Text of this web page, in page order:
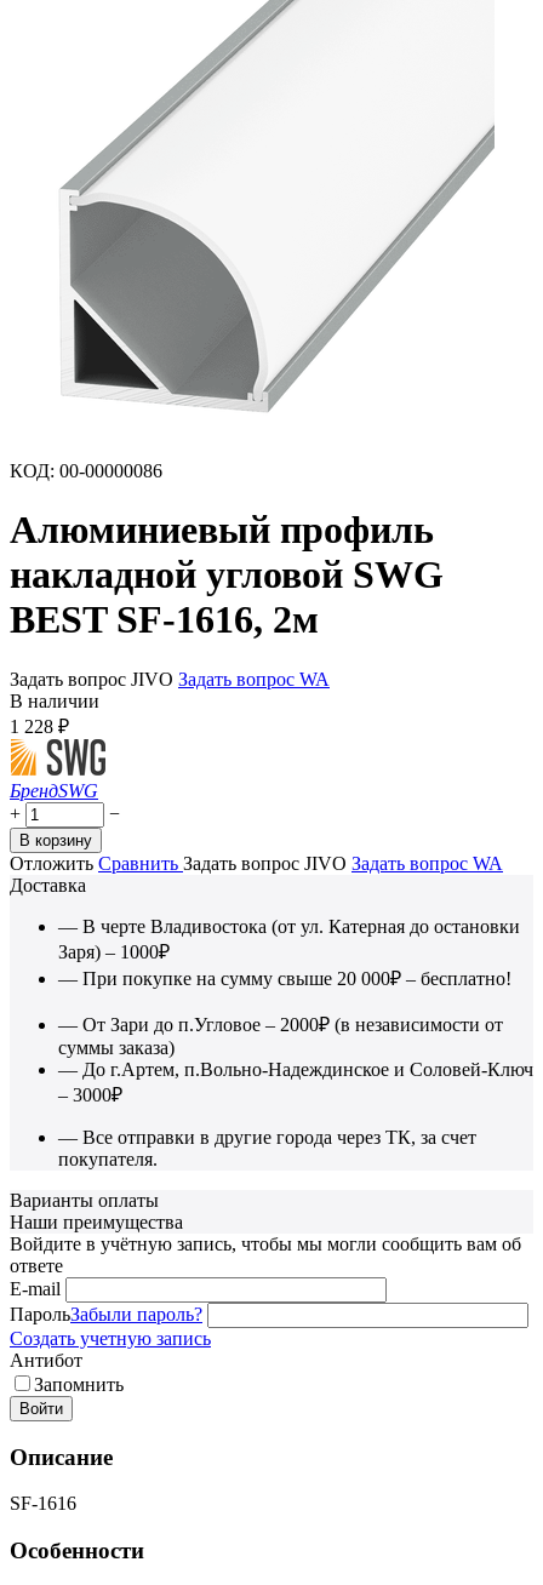
КОД: 00-00000086
Алюминиевый профиль
накладной угловой SWG
BEST SF-1616, 2м
Задать вопрос JIVO Задать вопрос WA
В наличии
1 228 ₽
БрендSWG
+
−
В корзину
Отложить Сравнить Задать вопрос JIVO Задать вопрос WA
Доставка
— В черте Владивостока (от ул. Катерная до остановки
Заря) – 1000₽
— При покупке на сумму свыше 20 000₽ – бесплатно!
— От Зари до п.Угловое – 2000₽ (в независимости от
суммы заказа)
— До г.Артем, п.Вольно-Надеждинское и Соловей-Ключ
– 3000₽
— Все отправки в другие города через ТК, за счет
покупателя.
Варианты оплаты
Наши преимущества
Войдите в учётную запись, чтобы мы могли сообщить вам об
ответе
E-mail
ПарольЗабыли пароль?
Создать учетную запись
Антибот
Запомнить
Войти
Описание
SF-1616
Особенности